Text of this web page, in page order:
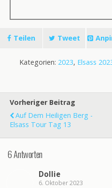
Teilen Tweet
Kategorien: 2023, Elsass
Vorheriger Beitrag
Auf Dem Heiligen Berg -
Elsass Tour Tag 13
6 Antworten
Dollie
6. Oktober 2023